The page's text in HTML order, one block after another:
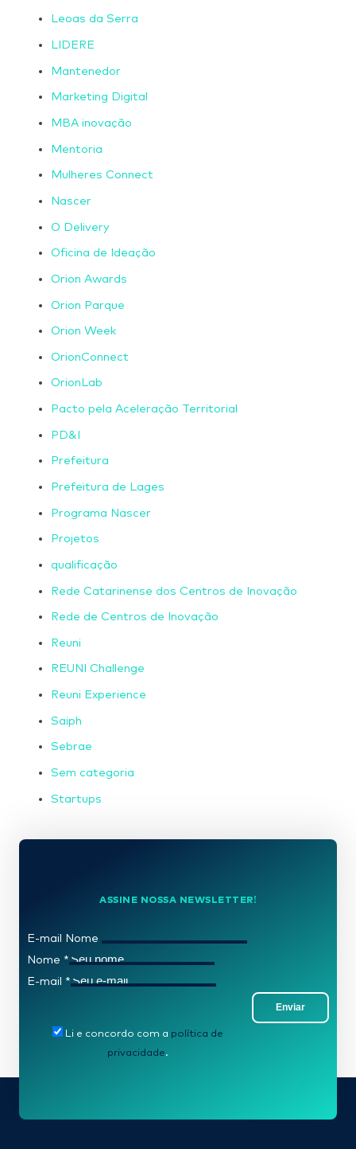
Leoas da Serra
LIDERE
Mantenedor
Marketing Digital
MBA inovação
Mentoria
Mulheres Connect
Nascer
O Delivery
Oficina de Ideação
Orion Awards
Orion Parque
Orion Week
OrionConnect
OrionLab
Pacto pela Aceleração Territorial
PD&I
Prefeitura
Prefeitura de Lages
Programa Nascer
Projetos
qualificação
Rede Catarinense dos Centros de Inovação
Rede de Centros de Inovação
Reuni
REUNI Challenge
Reuni Experience
Saiph
Sebrae
Sem categoria
Startups
ASSINE NOSSA NEWSLETTER!
E-mail Nome
Nome *
E-mail *
Enviar
Li e concordo com a política de
privacidade.